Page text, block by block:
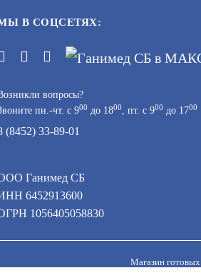
данных при помощи
16 523
В СОЦСЕТЯХ:
вопросы?
пн.-чт. с 900 до 1800, пт. с 900 до 1700
(8452) 33-89-01
Ганимед СБ
6452913600
1056405058830
Магазин